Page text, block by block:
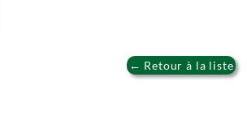
← Retour à la liste